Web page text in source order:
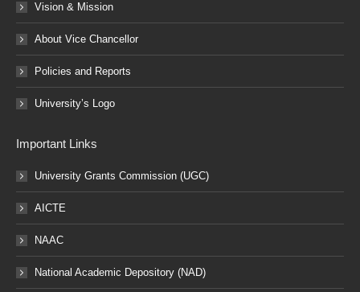
Vision & Mission
About Vice Chancellor
Policies and Reports
University’s Logo
Important Links
University Grants Commission (UGC)
AICTE
NAAC
National Academic Depository (NAD)